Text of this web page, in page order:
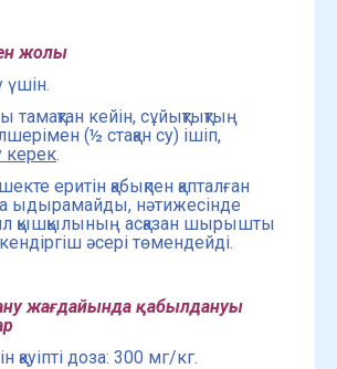
жолы
үшін.
тамақтан кейін, сұйықтықтың
(½ стақан су) ішіп,
керек.
еритін қабықпен қапталған
ыдырамайды, нәтижесінде
қышқылының асқазан шырышты
әсері төмендейді.
жағдайында қабылдануы
қауіпті доза: 300 мг/кг.